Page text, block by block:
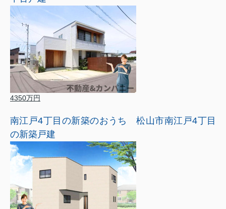
4350万円
南江戸4丁目の新築のおうち 松山市南江戸4丁目
の新築戸建